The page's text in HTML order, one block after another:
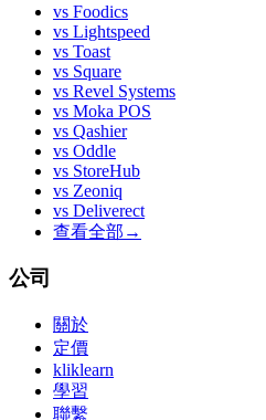
vs Foodics
vs Lightspeed
vs Toast
vs Square
vs Revel Systems
vs Moka POS
vs Qashier
vs Oddle
vs StoreHub
vs Zeoniq
vs Deliverect
查看全部 →
公司
關於
定價
kliklearn
學習
聯繫